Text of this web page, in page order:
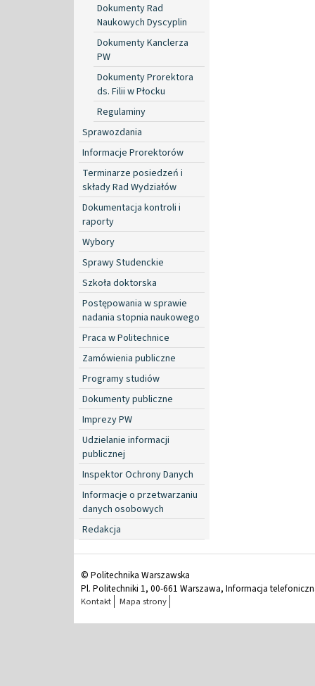
Dokumenty Rad
Naukowych Dyscyplin
Dokumenty Kanclerza
PW
Dokumenty Prorektora
ds. Filii w Płocku
Regulaminy
Sprawozdania
Informacje Prorektorów
Terminarze posiedzeń i
składy Rad Wydziałów
Dokumentacja kontroli i
raporty
Wybory
Sprawy Studenckie
Szkoła doktorska
Postępowania w sprawie
nadania stopnia naukowego
Praca w Politechnice
Zamówienia publiczne
Programy studiów
Dokumenty publiczne
Imprezy PW
Udzielanie informacji
publicznej
Inspektor Ochrony Danych
Informacje o przetwarzaniu
danych osobowych
Redakcja
© Politechnika Warszawska
Pl. Politechniki 1, 00-661 Warszawa, Informacja
Kontakt Mapa strony